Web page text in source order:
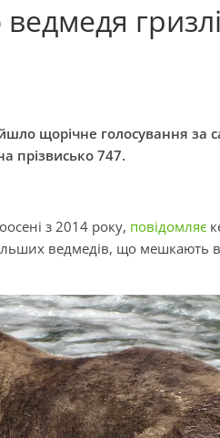
щорічне голосування за
прізвисько 747.
з 2014 року, повідомляє
ведмедів, що мешкають